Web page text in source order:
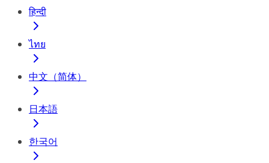
हिन्दी
ไทย
中文（简体）
日本語
한국어